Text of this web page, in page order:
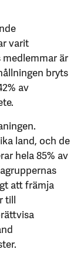
varit
är
bryts
av
land, och de
hela 85% av
att främja
till